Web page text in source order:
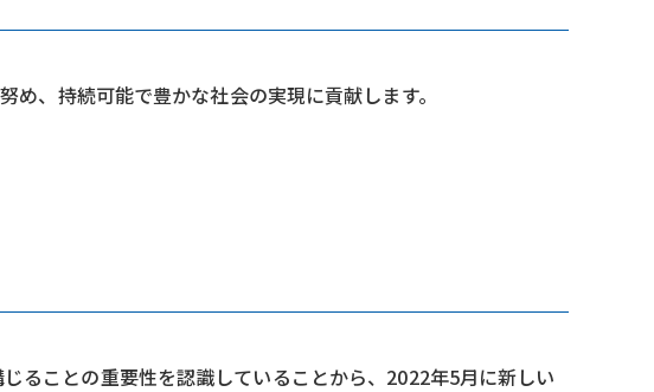
め、持続可能で豊かな社会の実現に貢献します。
ることの重要性を認識していることから、2022年5月に新しい